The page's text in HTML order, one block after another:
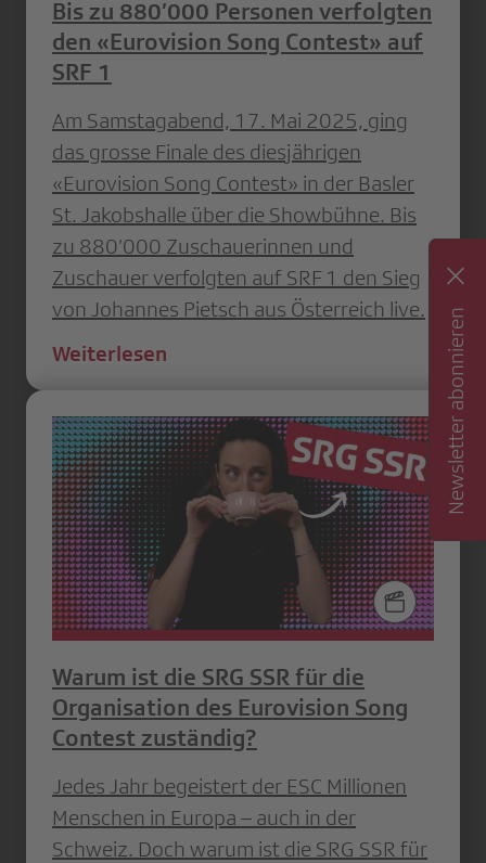
Bis zu 880’000 Personen verfolgten
den «Eurovision Song Contest» auf
SRF 1
Am Samstagabend, 17. Mai 2025, ging
das grosse Finale des diesjährigen
«Eurovision Song Contest» in der Basler
St. Jakobshalle über die Showbühne. Bis
zu 880’000 Zuschauerinnen und
Zuschauer verfolgten auf SRF 1 den Sieg
von Johannes Pietsch aus Österreich live.
Weiterlesen
Warum ist die SRG SSR für die
Organisation des Eurovision Song
Contest zuständig?
Jedes Jahr begeistert der ESC Millionen
Menschen in Europa – auch in der
Schweiz. Doch warum ist die SRG SSR für
Newsletter abonnieren